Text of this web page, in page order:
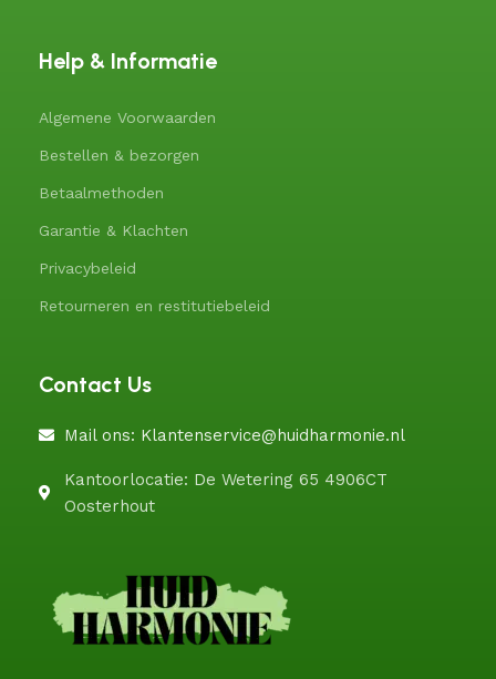
Help & Informatie
Algemene Voorwaarden
Bestellen & bezorgen
Betaalmethoden
Garantie & Klachten
Privacybeleid
Retourneren en restitutiebeleid
Contact Us
Mail ons: Klantenservice@huidharmonie.nl
Kantoorlocatie: De Wetering 65 4906CT
Oosterhout